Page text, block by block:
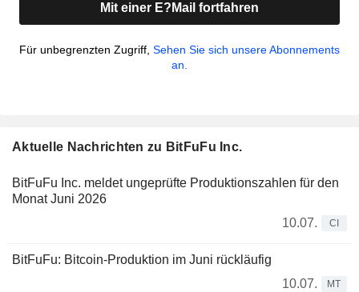
Mit einer E?Mail fortfahren
Für unbegrenzten Zugriff, Sehen Sie sich unsere Abonnements
an.
Aktuelle Nachrichten zu BitFuFu Inc.
BitFuFu Inc. meldet ungeprüfte Produktionszahlen für den
Monat Juni 2026
10.07.
CI
BitFuFu: Bitcoin-Produktion im Juni rückläufig
10.07.
MT